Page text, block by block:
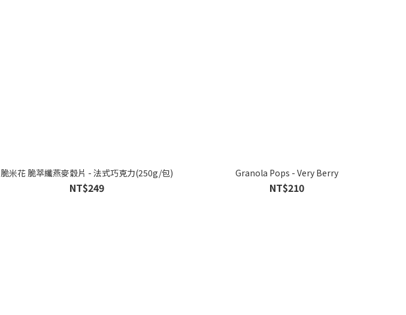
脆米花 脆萃纖燕麥穀片 - 法式巧克力(250g/包)
NT$249
Granola Pops - Very Berry
NT$210